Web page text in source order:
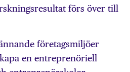
förs över till
företagsmiljöer
en entreprenöriell